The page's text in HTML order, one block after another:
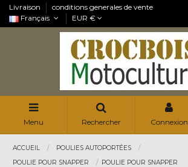
Livraison
conditions generales de vente
Français
EUR €
Menu Rechercher Connexion
ACCUEIL
POULIES AUTOPORTÉES
POULIE POUR SNAPPER
POULIE POUR SNAPPER